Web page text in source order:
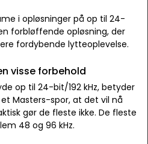
i opløsninger på op til 24-
forbløffende opløsning, der
fordybende lytteoplevelse.
visse forbehold
op til 24-bit/192 kHz, betyder
Masters-spor, at det vil nå
gør de fleste ikke. De fleste
48 og 96 kHz.